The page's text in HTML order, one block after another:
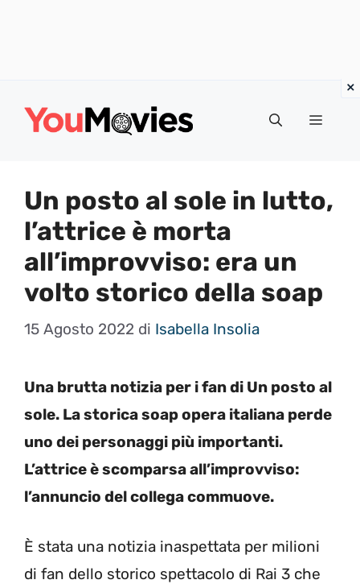
Menu
Un posto al sole in lutto,
l’attrice è morta
all’improvviso: era un
volto storico della soap
15 Agosto 2022 di Isabella Insolia
Una brutta notizia per i fan di Un posto al
sole. La storica soap opera italiana perde
uno dei personaggi più importanti.
L’attrice è scomparsa all’improvviso:
l’annuncio del collega commuove.
È stata una notizia inaspettata per milioni
di fan dello storico spettacolo di Rai 3 che